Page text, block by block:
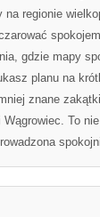
na regionie
gdzie mapy
planu na
znane
To